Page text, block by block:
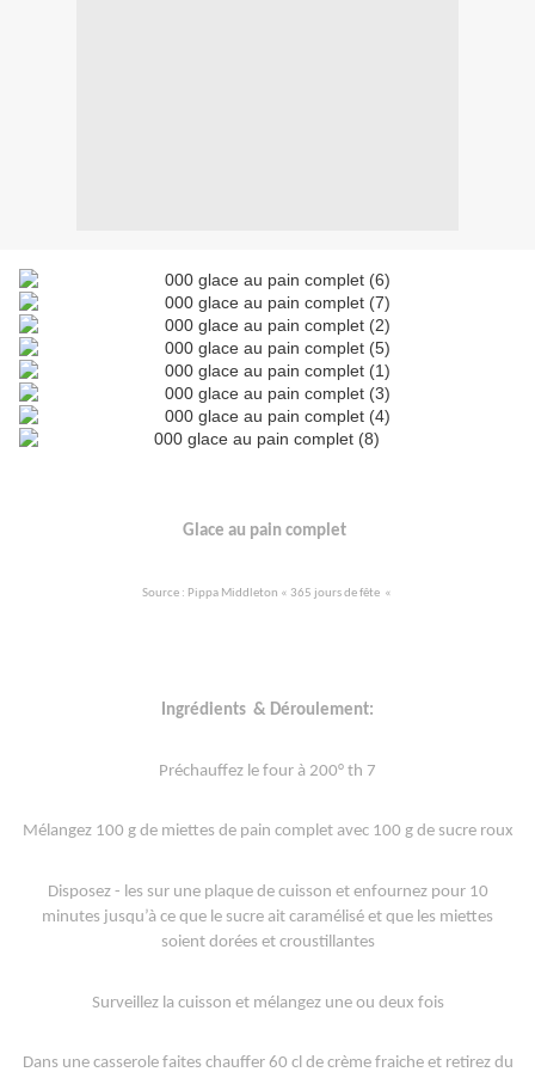
Glace au pain complet
Source : Pippa Middleton « 365 jours de fête «
Ingrédients & Déroulement:
Préchauffez le four à 200° th 7
Mélangez 100 g de miettes de pain complet avec 100 g de sucre roux
Disposez - les sur une plaque de cuisson et enfournez pour 10
minutes jusqu’à ce que le sucre ait caramélisé et que les miettes
soient dorées et croustillantes
Surveillez la cuisson et mélangez une ou deux fois
Dans une casserole faites chauffer 60 cl de crème fraiche et retirez du